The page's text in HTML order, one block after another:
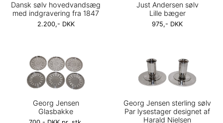
Dansk sølv hovedvandsæg
med indgravering fra 1847
2.200,- DKK
Just Andersen sølv
Lille bæger
975,- DKK
Georg Jensen
Glasbakke
Georg Jensen sterling sølv
Par lysestager designet af
Harald Nielsen